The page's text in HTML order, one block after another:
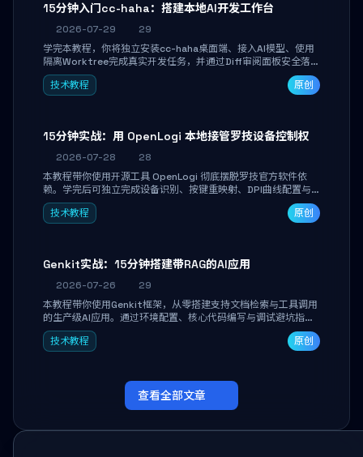
15分钟入门cc-haha：搭建本地AI开发工作台
2026-07-29
29
学完本教程，你将独立安装cc-haha桌面端、接入AI模型、使用
隔离Worktree完成真实开发任务，并通过Diff审阅面板安全落地
AI代码改写。告别终端黑盒操作，让AI在沙箱环境中工作，你只
做审阅和决策。
技术教程 原创
15分钟实战：用 OpenLogi 本地接管罗技设备控制权
2026-07-28
28
本教程带你使用开源工具 OpenLogi 彻底摆脱罗技官方软件依
赖。学完后可独立完成设备识别、按键重映射、DPI曲线配置与
SmartShift调节，实现完全离线控制，保护隐私并释放硬件性
能。
技术教程 原创
Genkit实战：15分钟搭建带RAG的AI应用
2026-07-26
29
本教程带你使用Genkit框架，从零搭建支持文档检索与工具调用
的生产级AI应用。通过环境配置、核心代码编写与调试避坑指
南，学完即可掌握多模型切换、RAG管道构建及函数调用注册，
独立开发高效AI智能体。
技术教程 原创
查看全部文章